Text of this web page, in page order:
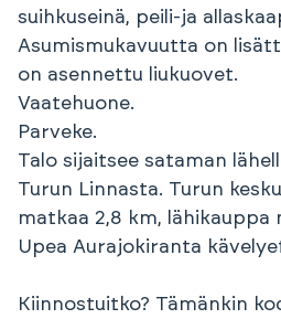
suihkuseinä, peili-ja
Asumismukavuutta on
on asennettu liukuovet.
Vaatehuone.
Parveke.
Talo sijaitsee sataman
Turun Linnasta. Turun
matkaa 2,8 km, lähikauppa
Upea Aurajokiranta
Kiinnostuitko? Tämänkin